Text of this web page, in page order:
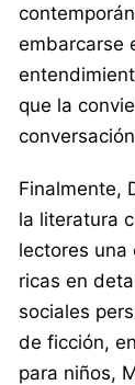
embarcarse
que la
Finalmente,
la literatura
lectores una
ricas en
sociales
de ficción,
para niños,